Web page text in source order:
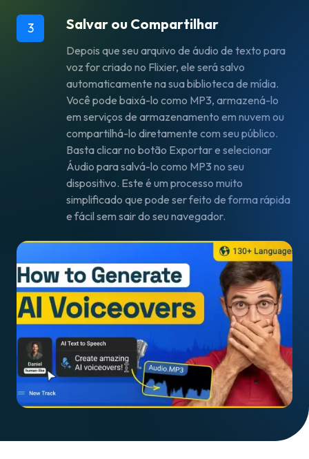
3 Salvar ou Compartilhar
Depois que seu arquivo de áudio de texto para
voz for criado no Flixier, ele será salvo
automaticamente na sua biblioteca de mídia.
Você pode baixá-lo como MP3, armazená-lo
em serviços de armazenamento em nuvem ou
compartilhá-lo diretamente com seu público.
Basta clicar no botão Exportare selecionar
Áudio para salvá-lo como MP3 no seu
dispositivo. Este é um processo muito
simplificado que pode ser feito de forma rápida
e fácil sem sair do seu navegador.